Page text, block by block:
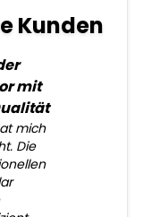
Kunden
mit
mich
Die